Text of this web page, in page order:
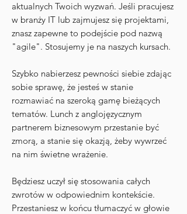
aktualnych Twoich wyzwań. Jeśli pracujesz
w branży IT lub zajmujesz się projektami,
znasz zapewne to podejście pod nazwą
"agile". Stosujemy je na naszych kursach.
Szybko nabierzesz pewności siebie zdając
sobie sprawę, że jesteś w stanie
rozmawiać na szeroką gamę bieżących
tematów. Lunch z anglojęzycznym
partnerem biznesowym przestanie być
zmorą, a stanie się okazją, żeby wywrzeć
na nim świetne wrażenie.
Będziesz uczył się stosowania całych
zwrotów w odpowiednim kontekście.
Przestaniesz w końcu tłumaczyć w głowie